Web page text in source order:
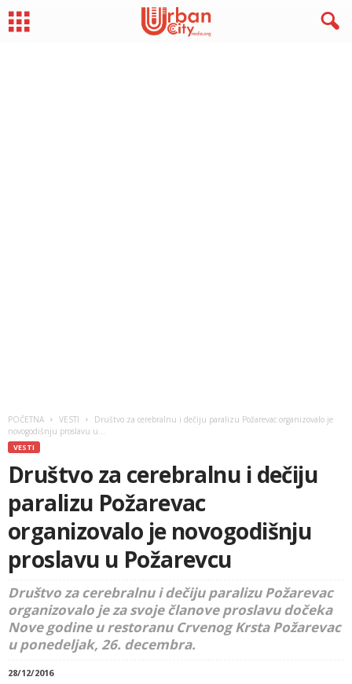
POČETNA VESTI
Društvo za cerebralnu i dečiju paralizu Požarevac organizovalo je
novogodišnju proslavu u...
VESTI
Društvo za cerebralnu i dečiju
paralizu Požarevac
organizovalo je novogodišnju
proslavu u Požarevcu
Društvo za cerebralnu i dečiju paralizu Požarevac
organizovalo je za svoje članove proslavu dočeka
Nove godine u restoranu Crvenog Krsta Požarevac
u ponedeljak, 26. decembra.
28/12/2016